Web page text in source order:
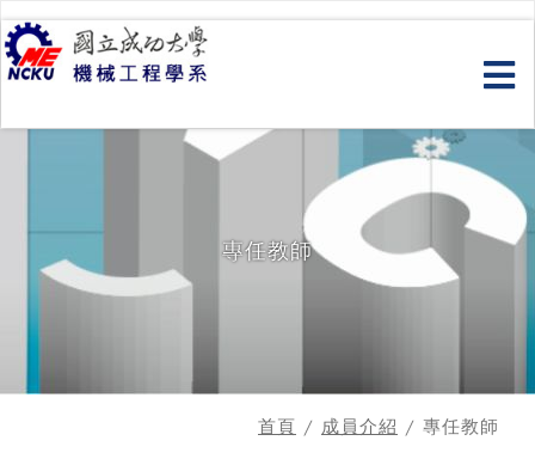
跳
到
主
要
容
專任教師
首頁 / 成員介紹 / 專任教師